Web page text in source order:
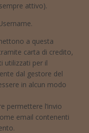
attivo).
a questa
carta di credito,
utilizzati per il
dal gestore del
in alcun modo
permettere l’invio
email contenenti